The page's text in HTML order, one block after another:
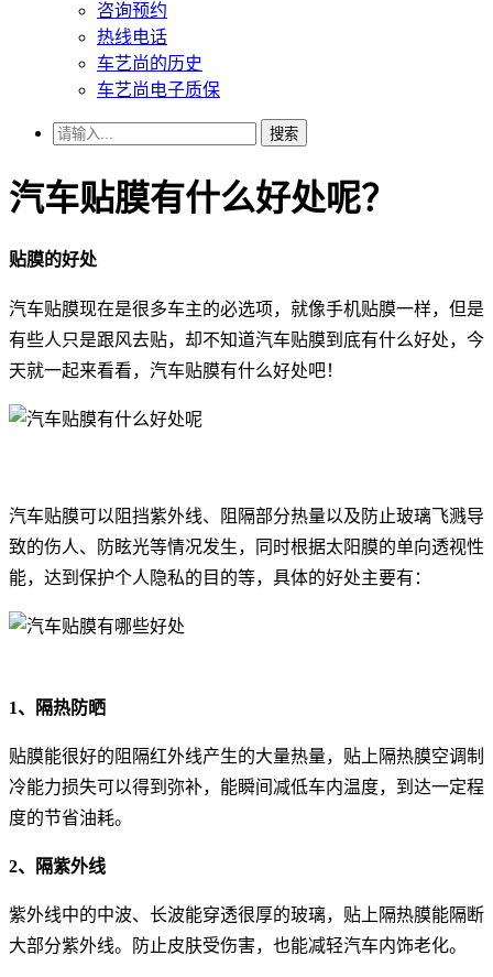
咨询预约
热线电话
车艺尚的历史
车艺尚电子质保
搜索
汽车贴膜有什么好处呢？
贴膜的好处
汽车贴膜现在是很多车主的必选项，就像手机贴膜一样，但是
有些人只是跟风去贴，却不知道汽车贴膜到底有什么好处，今
天就一起来看看，汽车贴膜有什么好处吧！
汽车贴膜可以阻挡紫外线、阻隔部分热量以及防止玻璃飞溅导
致的伤人、防眩光等情况发生，同时根据太阳膜的单向透视性
能，达到保护个人隐私的目的等，具体的好处主要有：
1、隔热防晒
贴膜能很好的阻隔红外线产生的大量热量，贴上隔热膜空调制
冷能力损失可以得到弥补，能瞬间减低车内温度，到达一定程
度的节省油耗。
2、隔紫外线
紫外线中的中波、长波能穿透很厚的玻璃，贴上隔热膜能隔断
大部分紫外线。防止皮肤受伤害，也能减轻汽车内饰老化。